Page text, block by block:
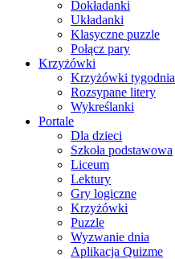
Dokładanki
Układanki
Klasyczne puzzle
Połącz pary
Krzyżówki
Krzyżówki tygodnia
Rozsypane litery
Wykreślanki
Portale
Dla dzieci
Szkoła podstawowa
Liceum
Lektury
Gry logiczne
Krzyżówki
Puzzle
Wyzwanie dnia
Aplikacja Quizme